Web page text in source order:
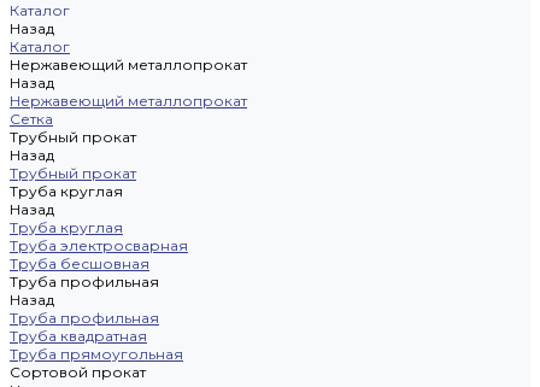
Каталог
Назад
Каталог
Нержавеющий металлопрокат
Назад
Нержавеющий металлопрокат
Сетка
Трубный прокат
Назад
Трубный прокат
Труба круглая
Назад
Труба круглая
Труба электросварная
Труба бесшовная
Труба профильная
Назад
Труба профильная
Труба квадратная
Труба прямоугольная
Сортовой прокат